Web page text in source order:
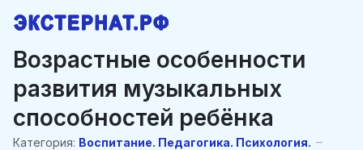
Возрастные особенности
развития музыкальных
способностей ребёнка
Категория: Воспитание. Педагогика. Психология.